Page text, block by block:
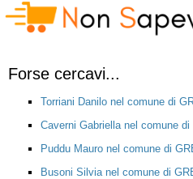
Forse cercavi...
Torriani Danilo nel comune di
Caverni Gabriella nel comune
Puddu Mauro nel comune di
Busoni Silvia nel comune di